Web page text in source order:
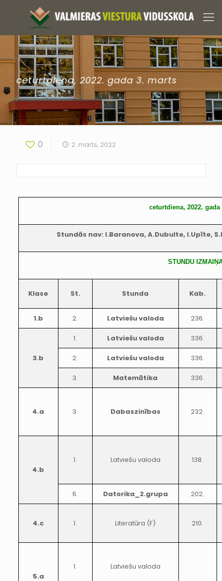
ceturtdiena, 2022. gada 3. marts
0 2. marts, 2022
ceturtdiena, 2022. gada
Stundās nav: I.Baranova, A.Dubulte, I.Upīte,
STUNDU
Klase St. Stunda Kab.
1.b 2. Latviešu valoda 236.
3.b
1. Latviešu valoda 336.
2. Latviešu valoda 336.
3. Matemātika 336.
4.a 3. Dabaszinības 232.
4.b
1. Latviešu valoda 138.
6. Datorika_2.grupa 202.
4.c 1. Literatūra (F) 210.
5.a
1. Latviešu valoda